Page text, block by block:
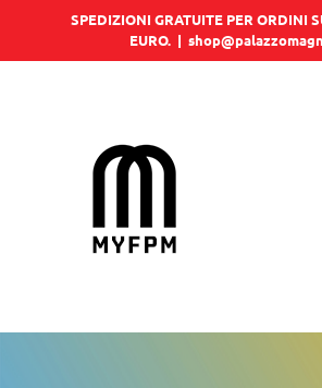
SPEDIZIONI GRATUITE PER ORDINI
EURO. |